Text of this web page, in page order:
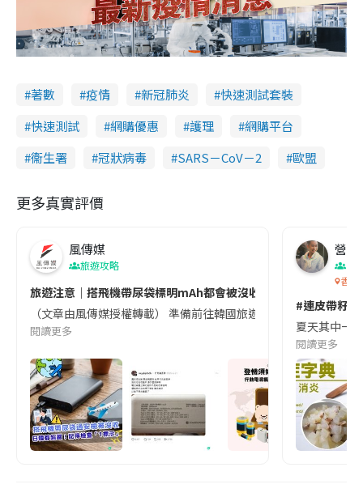
著數 疫情 新冠肺炎
快速測試套裝
快速測試
網購優惠 護理
網購平台
衞生署
冠狀病毒 SARS－CoV－2 歐盟
更多真實評價
風傳媒
旅遊攻略
旅遊注意｜搭飛機帶尿袋標明mAh都會被沒收😱出發前切記檢查
（文章由風傳媒授權轉載） 準備前往韓國旅遊的民眾，近期要
閱讀更多
營養
香港
#連皮帶籽
夏天其中一
閱讀更多